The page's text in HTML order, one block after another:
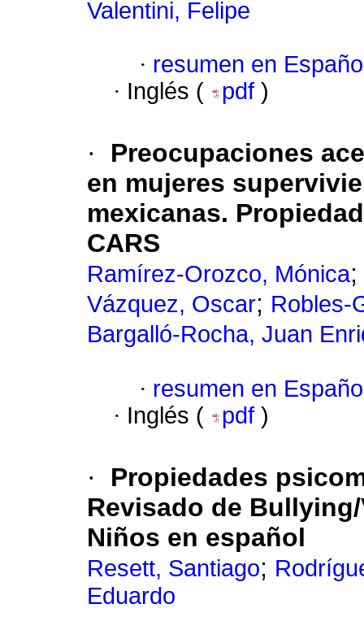
Valentini, Felipe
· resumen en
· Inglés ( pdf )
·
Preocupaciones
en mujeres
mexicanas.
CARS
Ramírez-Orozco, Mónica;
Vázquez, Oscar; Robles-
Bargalló-Rocha, Juan
· resumen en
· Inglés ( pdf )
·
Propiedades
Revisado de
Niños en español
Resett, Santiago;
Eduardo